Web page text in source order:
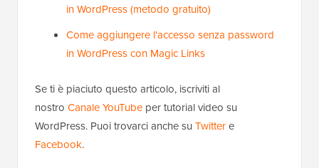
in WordPress (metodo gratuito)
Come aggiungere l'accesso senza password
in WordPress con Magic Links
Se ti è piaciuto questo articolo, iscriviti al
nostro Canale YouTube per tutorial video su
WordPress. Puoi trovarci anche su Twittere
Facebook.